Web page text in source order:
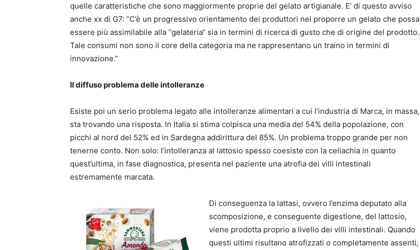
quelle caratteristiche che sono maggiormente proprie del gelato artigianale. E’ di questo avviso
anche xx di G7: “C’è un progressivo orientamento dei produttori nel proporre un gelato che possa
essere più assimilabile alla “gelateria“ sia in termini di ricerca di gusto che di origine del prodotto.
Tale consumi non sono il core della categoria ma ne rappresentano un traino in termini di
innovazione.”
Il diffuso problema delle intolleranze
Esiste poi un serio problema legato alle intolleranze alimentari a cui l’industria di Marca, in massa,
sta trovando una risposta. In Italia si stima colpisca una media del 54% della popolazione, con
picchi al nord del 52% ed in Sardegna addirittura del 85%. Un problema troppo grande per non
tenerne conto. Non solo: l’intolleranza al lattosio spesso coesiste con la celiachia in quanto
quest’ultima, in fase diagnostica, presenta nel paziente una atrofia dei villi intestinali
estremamente marcata.
Di conseguenza la lattasi, ovvero l’enzima deputato alla
scomposizione, e conseguente digestione, del lattosio,
viene prodotta proprio a livello dei villi intestinali. Quando
questi ultimi risultano atrofizzati o completamente assenti,